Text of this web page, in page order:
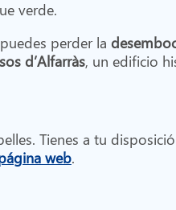
verde.
perder la
d’Alfarràs, un edificio
Tienes a tu
web.